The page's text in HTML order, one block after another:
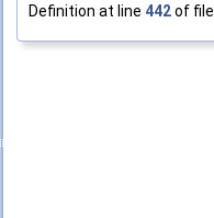
Definition at line 442of